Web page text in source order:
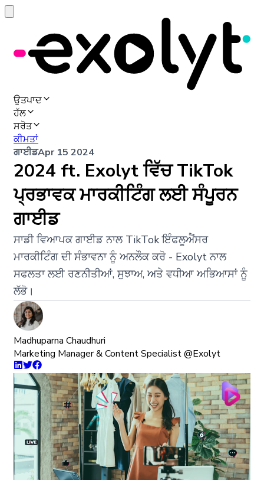
ਉਤਪਾਦ
ਹੱਲ
ਸਰੋਤ
ਕੀਮਤਾਂ
ਗਾਈਡApr 15 2024
2024 ft. Exolyt ਵਿੱਚ TikTok
ਪ੍ਰਭਾਵਕ ਮਾਰਕੀਟਿੰਗ ਲਈ ਸੰਪੂਰਨ
ਗਾਈਡ
ਸਾਡੀ ਵਿਆਪਕ ਗਾਈਡ ਨਾਲ TikTok ਇੰਫਲੂਐਂਸਰ
ਮਾਰਕੀਟਿੰਗ ਦੀ ਸੰਭਾਵਨਾ ਨੂੰ ਅਨਲੌਕ ਕਰੋ - Exolyt ਨਾਲ
ਸਫਲਤਾ ਲਈ ਰਣਨੀਤੀਆਂ, ਸੁਝਾਅ, ਅਤੇ ਵਧੀਆ ਅਭਿਆਸਾਂ ਨੂੰ
ਲੱਭੋ।
Madhuparna Chaudhuri
Marketing Manager & Content Specialist @Exolyt